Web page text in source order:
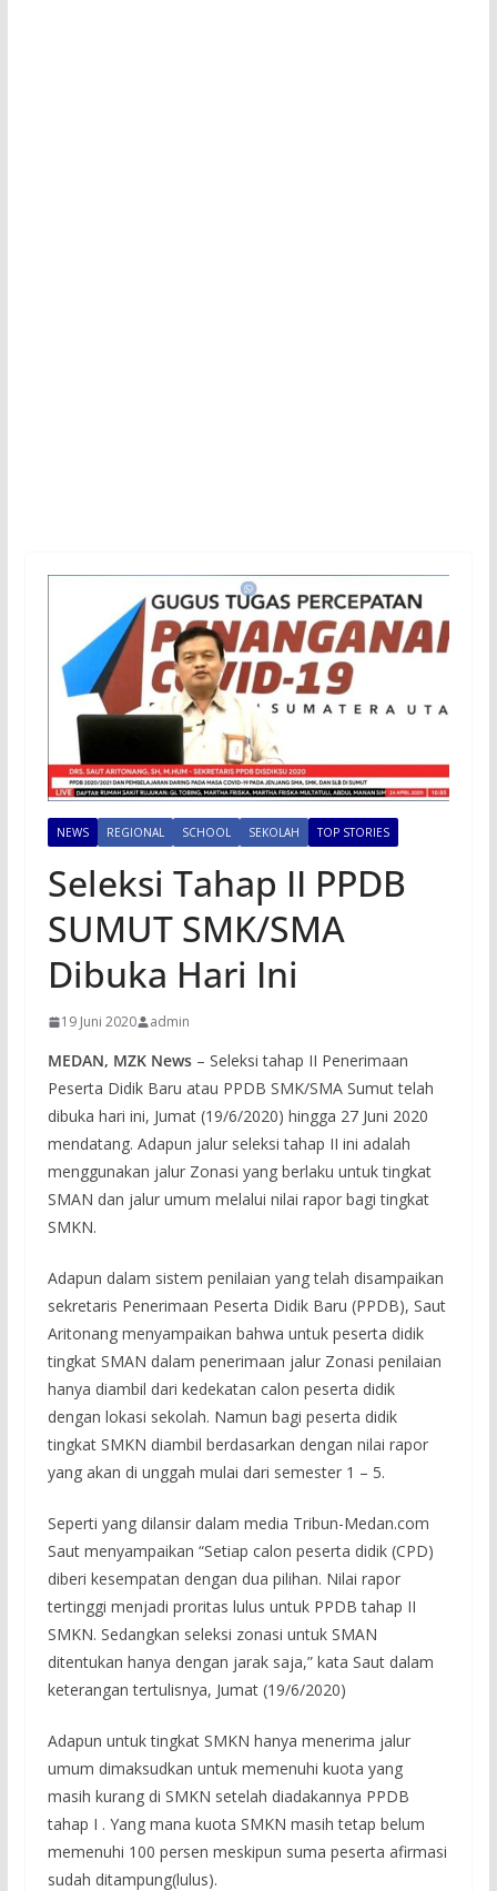
NEWS REGIONAL SCHOOL SEKOLAH TOP STORIES
Seleksi Tahap II PPDB
SUMUT SMK/SMA
Dibuka Hari Ini
19 Juni 2020 admin
MEDAN, MZK News– Seleksi tahap II Penerimaan
Peserta Didik Baru atau PPDB SMK/SMA Sumut telah
dibuka hari ini, Jumat (19/6/2020) hingga 27 Juni 2020
mendatang. Adapun jalur seleksi tahap II ini adalah
menggunakan jalur Zonasi yang berlaku untuk tingkat
SMAN dan jalur umum melalui nilai rapor bagi tingkat
SMKN.
Adapun dalam sistem penilaian yang telah disampaikan
sekretaris Penerimaan Peserta Didik Baru (PPDB), Saut
Aritonang menyampaikan bahwa untuk peserta didik
tingkat SMAN dalam penerimaan jalur Zonasi penilaian
hanya diambil dari kedekatan calon peserta didik
dengan lokasi sekolah. Namun bagi peserta didik
tingkat SMKN diambil berdasarkan dengan nilai rapor
yang akan di unggah mulai dari semester 1 – 5.
Seperti yang dilansir dalam media Tribun-Medan.com
Saut menyampaikan “Setiap calon peserta didik (CPD)
diberi kesempatan dengan dua pilihan. Nilai rapor
tertinggi menjadi proritas lulus untuk PPDB tahap II
SMKN. Sedangkan seleksi zonasi untuk SMAN
ditentukan hanya dengan jarak saja,” kata Saut dalam
keterangan tertulisnya, Jumat (19/6/2020)
Adapun untuk tingkat SMKN hanya menerima jalur
umum dimaksudkan untuk memenuhi kuota yang
masih kurang di SMKN setelah diadakannya PPDB
tahap I . Yang mana kuota SMKN masih tetap belum
memenuhi 100 persen meskipun suma peserta afirmasi
sudah ditampung(lulus).